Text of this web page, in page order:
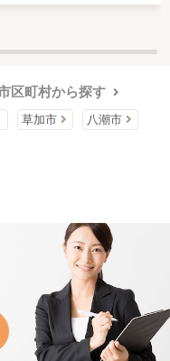
区町村から探す
草加市 八潮市